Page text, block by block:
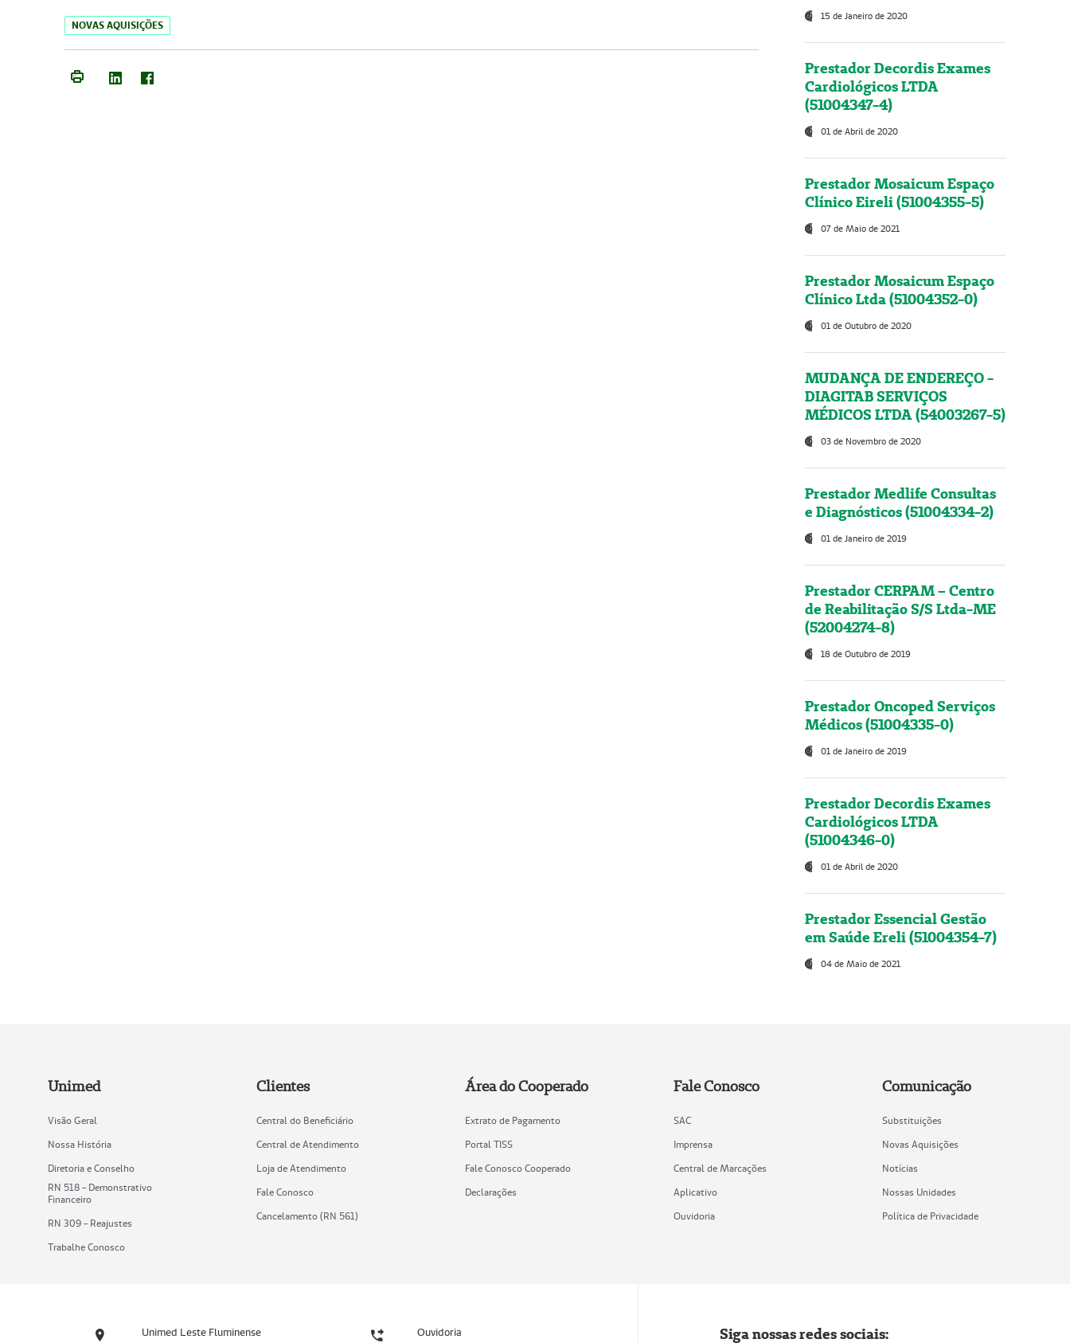
NOVAS AQUISIÇÕES
15 de Janeiro de 2020
Prestador Decordis Exames
Cardiológicos LTDA
(51004347-4)
01 de Abril de 2020
Prestador Mosaicum Espaço
Clínico Eireli (51004355-5)
07 de Maio de 2021
Prestador Mosaicum Espaço
Clínico Ltda (51004352-0)
01 de Outubro de 2020
MUDANÇA DE ENDEREÇO -
DIAGITAB SERVIÇOS
MÉDICOS LTDA (54003267-5)
03 de Novembro de 2020
Prestador Medlife Consultas
e Diagnósticos (51004334-2)
01 de Janeiro de 2019
Prestador CERPAM – Centro
de Reabilitação S/S Ltda-ME
(52004274-8)
18 de Outubro de 2019
Prestador Oncoped Serviços
Médicos (51004335-0)
01 de Janeiro de 2019
Prestador Decordis Exames
Cardiológicos LTDA
(51004346-0)
01 de Abril de 2020
Prestador Essencial Gestão
em Saúde Ereli (51004354-7)
04 de Maio de 2021
Unimed
Visão Geral
Nossa História
Diretoria e Conselho
RN 518 - Demonstrativo
Financeiro
RN 309 - Reajustes
Trabalhe Conosco
Clientes
Central do Beneficiário
Central de Atendimento
Loja de Atendimento
Fale Conosco
Cancelamento (RN 561)
Área do Cooperado
Extrato de Pagamento
Portal TISS
Fale Conosco Cooperado
Declarações
Fale Conosco
SAC
Imprensa
Central de Marcações
Aplicativo
Ouvidoria
Comunicação
Substituições
Novas Aquisições
Notícias
Nossas Unidades
Política de Privacidade
Unimed Leste Fluminense Ouvidoria Siga nossas redes sociais: